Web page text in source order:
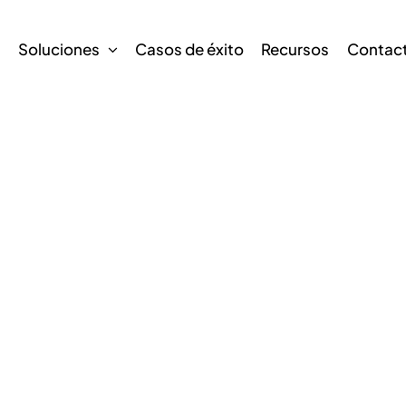
Soluciones Casos de éxito Recursos